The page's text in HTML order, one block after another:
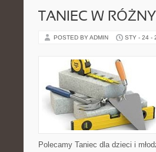
TANIEC W
POSTED BY ADMIN STY - 24 -
Polecamy Taniec dla dzieci i